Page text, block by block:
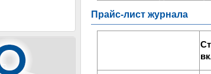
Прайс-лист журнала